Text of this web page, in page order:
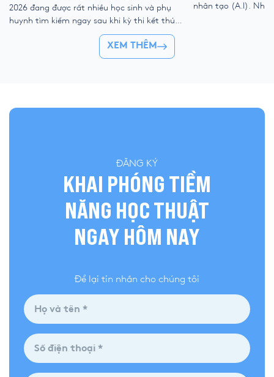
2026 đang được rất nhiều học sinh và phụ
huynh tìm kiếm ngay sau khi kỳ thi kết thúc.
Để giúp thí sinh nhanh chóng đối chiếu kết
quả và đánh giá bài làm của mình, YOLA cập
nhật đề thi chính thức, đáp án tham […]
nhân tạo (A.I).
XEM THÊM
ĐĂNG KÝ
KHAI PHÓNG TIỀM
NĂNG HỌC THUẬT
NGAY HÔM NAY
Để lại tin nhắn cho chúng tôi